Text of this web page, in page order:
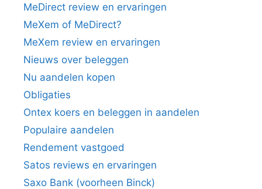
MeDirect review en ervaringen
MeXem of MeDirect?
MeXem review en ervaringen
Nieuws over beleggen
Nu aandelen kopen
Obligaties
Ontex koers en beleggen in aandelen
Populaire aandelen
Rendement vastgoed
Satos reviews en ervaringen
Saxo Bank (voorheen Binck)